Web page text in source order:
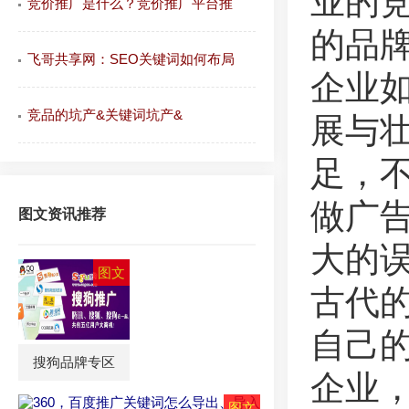
竞价推广是什么？竞价推广平台推
飞哥共享网：SEO关键词如何布局
竞品的坑产&关键词坑产&
图文资讯推荐
搜狗品牌专区
的品
企业
展与
足，
做广
大的
古代
自己
企业